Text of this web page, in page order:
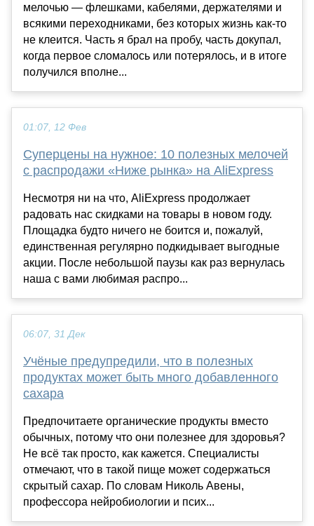
мелочью — флешками, кабелями, держателями и
всякими переходниками, без которых жизнь как-то
не клеится. Часть я брал на пробу, часть докупал,
когда первое сломалось или потерялось, и в итоге
получился вполне...
01:07, 12 Фев
Суперцены на нужное: 10 полезных мелочей
с распродажи «Ниже рынка» на AliExpress
Несмотря ни на что, AliExpress продолжает
радовать нас скидками на товары в новом году.
Площадка будто ничего не боится и, пожалуй,
единственная регулярно подкидывает выгодные
акции. После небольшой паузы как раз вернулась
наша с вами любимая распро...
06:07, 31 Дек
Учёные предупредили, что в полезных
продуктах может быть много добавленного
сахара
Предпочитаете органические продукты вместо
обычных, потому что они полезнее для здоровья?
Не всё так просто, как кажется. Специалисты
отмечают, что в такой пище может содержаться
скрытый сахар. По словам Николь Авены,
профессора нейробиологии и псих...